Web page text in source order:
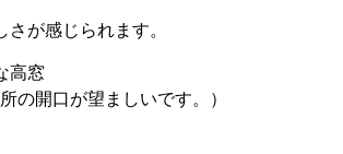
が感じられます。
高窓
の開口が望ましいです。）